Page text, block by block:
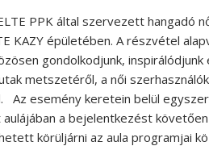
PPK által szervezett hangadó
KAZY épületében. A részvétel
gondolkodjunk,
metszetéről, a női
Az esemény keretein belül
aulájában a bejelentkezést
körüljárni az aula programjai